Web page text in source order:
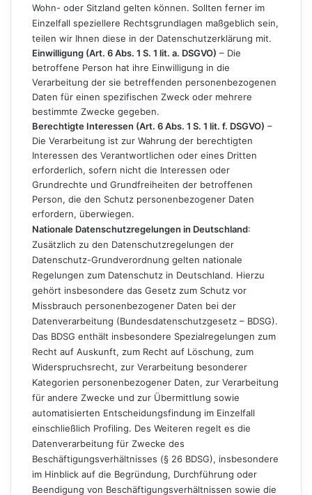
Wohn- oder Sitzland gelten können. Sollten ferner im
Einzelfall speziellere Rechtsgrundlagen maßgeblich sein,
teilen wir Ihnen diese in der Datenschutzerklärung mit.
Einwilligung (Art. 6 Abs. 1 S. 1 lit. a. DSGVO) – Die
betroffene Person hat ihre Einwilligung in die
Verarbeitung der sie betreffenden personenbezogenen
Daten für einen spezifischen Zweck oder mehrere
bestimmte Zwecke gegeben.
Berechtigte Interessen (Art. 6 Abs. 1 S. 1 lit. f. DSGVO) –
Die Verarbeitung ist zur Wahrung der berechtigten
Interessen des Verantwortlichen oder eines Dritten
erforderlich, sofern nicht die Interessen oder
Grundrechte und Grundfreiheiten der betroffenen
Person, die den Schutz personenbezogener Daten
erfordern, überwiegen.
Nationale Datenschutzregelungen in Deutschland:
Zusätzlich zu den Datenschutzregelungen der
Datenschutz-Grundverordnung gelten nationale
Regelungen zum Datenschutz in Deutschland. Hierzu
gehört insbesondere das Gesetz zum Schutz vor
Missbrauch personenbezogener Daten bei der
Datenverarbeitung (Bundesdatenschutzgesetz – BDSG).
Das BDSG enthält insbesondere Spezialregelungen zum
Recht auf Auskunft, zum Recht auf Löschung, zum
Widerspruchsrecht, zur Verarbeitung besonderer
Kategorien personenbezogener Daten, zur Verarbeitung
für andere Zwecke und zur Übermittlung sowie
automatisierten Entscheidungsfindung im Einzelfall
einschließlich Profiling. Des Weiteren regelt es die
Datenverarbeitung für Zwecke des
Beschäftigungsverhältnisses (§ 26 BDSG), insbesondere
im Hinblick auf die Begründung, Durchführung oder
Beendigung von Beschäftigungsverhältnissen sowie die